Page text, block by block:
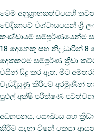
මෙම අනුග්‍රාහකත්වයෙහි
වේදිකාවේ විශ්වාසයෙන් ශ්‍රී
කණ්ඩායම් සම්පූර්ණයෙන්ම
18 දෙනෙකු සහ නිලධාරින්
දෙකකටම සම්පූර්ණ ක්‍රීඩා
විසින් සිදු කර ඇත. මීට
වැඩිදියුණු කිරීමේ අරමුණින්
පුළුල් අක්ෂි පරීක්ෂණ පවත්වන
අධ්‍යාපනය, සෞඛ්‍යය සහ
කිරීම සඳහා විෂන් කෙයා